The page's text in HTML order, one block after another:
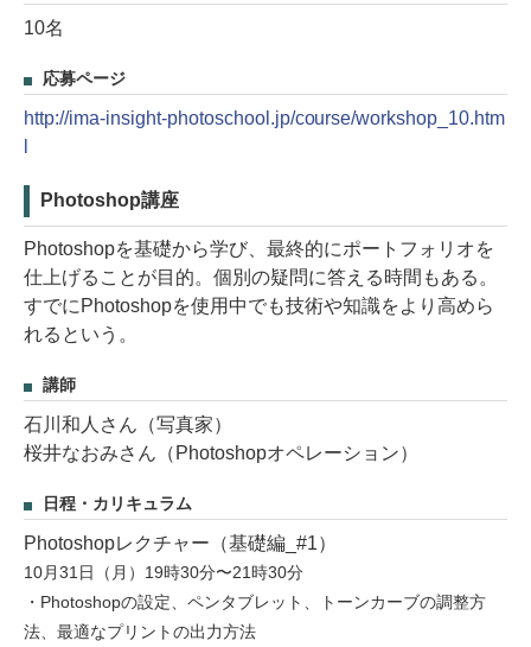
10名
応募ページ
http://ima-insight-photoschool.jp/course/workshop_10.htm
Photoshop講座
Photoshopを基礎から学び、最終的にポートフォリオを
仕上げることが目的。個別の疑問に答える時間もある。
すでにPhotoshopを使用中でも技術や知識をより高めら
れるという。
講師
石川和人さん（写真家）
桜井なおみさん（Photoshopオペレーション）
日程・カリキュラム
Photoshopレクチャー（基礎編_#1）
10月31日（月）19時30分〜21時30分
・Photoshopの設定、ペンタブレット、トーンカーブの調整方
法、最適なプリントの出力方法